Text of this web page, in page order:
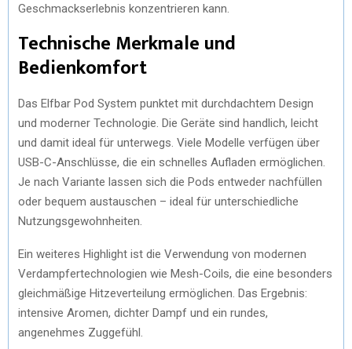
Geschmackserlebnis konzentrieren kann.
Technische Merkmale und
Bedienkomfort
Das Elfbar Pod System punktet mit durchdachtem Design
und moderner Technologie. Die Geräte sind handlich, leicht
und damit ideal für unterwegs. Viele Modelle verfügen über
USB-C-Anschlüsse, die ein schnelles Aufladen ermöglichen.
Je nach Variante lassen sich die Pods entweder nachfüllen
oder bequem austauschen – ideal für unterschiedliche
Nutzungsgewohnheiten.
Ein weiteres Highlight ist die Verwendung von modernen
Verdampfertechnologien wie Mesh-Coils, die eine besonders
gleichmäßige Hitzeverteilung ermöglichen. Das Ergebnis:
intensive Aromen, dichter Dampf und ein rundes,
angenehmes Zuggefühl.